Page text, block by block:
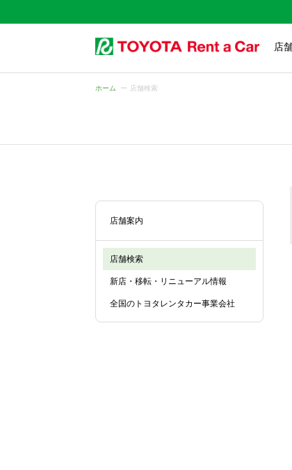
店
ホーム 店舗検索
店舗案内
店舗検索
新店・移転・リニューアル情報
全国のトヨタレンタカー事業会社